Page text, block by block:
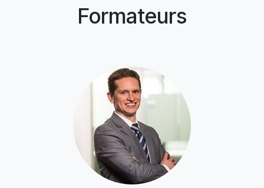
Formateurs